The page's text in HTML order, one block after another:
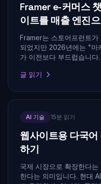
Framer e-커머스
이트를 매출 엔진
Framer는 스토어프런트
되었지만 2026년에는 "
가 이전보다 부드럽습니다
에서 실제 e-커머스 흐름을
글 읽기
AI 기술 15분 읽기
웹사이트용 다국
하기
국제 시장으로 확장한다
한다는 의미입니다. 현대